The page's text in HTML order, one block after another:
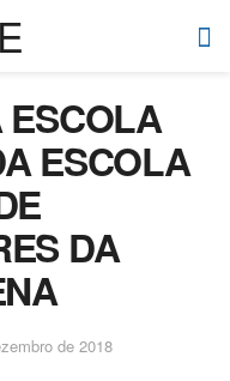
ESCOLA
ESCOLA
DA
de 2018